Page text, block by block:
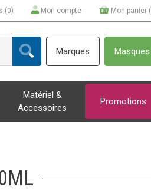
(0) Mon compte Mon panier (
Marques Masques
Matériel &
Accessoires
Promotions